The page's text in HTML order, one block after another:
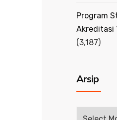
Program
Akreditasi
(3,187)
Arsip
Arsip